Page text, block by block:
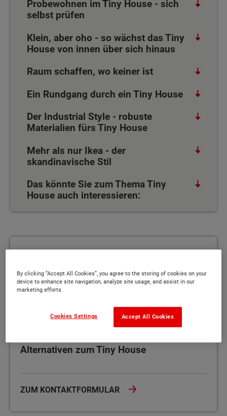
Probewohnen im Tiny House - sich
selbst prüfen
Klein, aber oho - so wächst das Tiny
House von innen über sich hinaus
Raum schaffen, wo keiner ist
Ein Rundgang durch ein Tiny House
Der Industrial Style - robuste
Materialien fürs Tiny House
Mehr als nur Ikea - der
skandinavische Stil
Das könnte Sie zum Thema Tiny
House auch interessieren:
Alternativen zum Tiny House
ZUM KONTAKTFORMULAR
By clicking “Accept All Cookies”, you agree to the storing of cookies on your
device to enhance site navigation, analyze site usage, and assist in our
marketing efforts.
Accept All Cookies
Cookies Settings